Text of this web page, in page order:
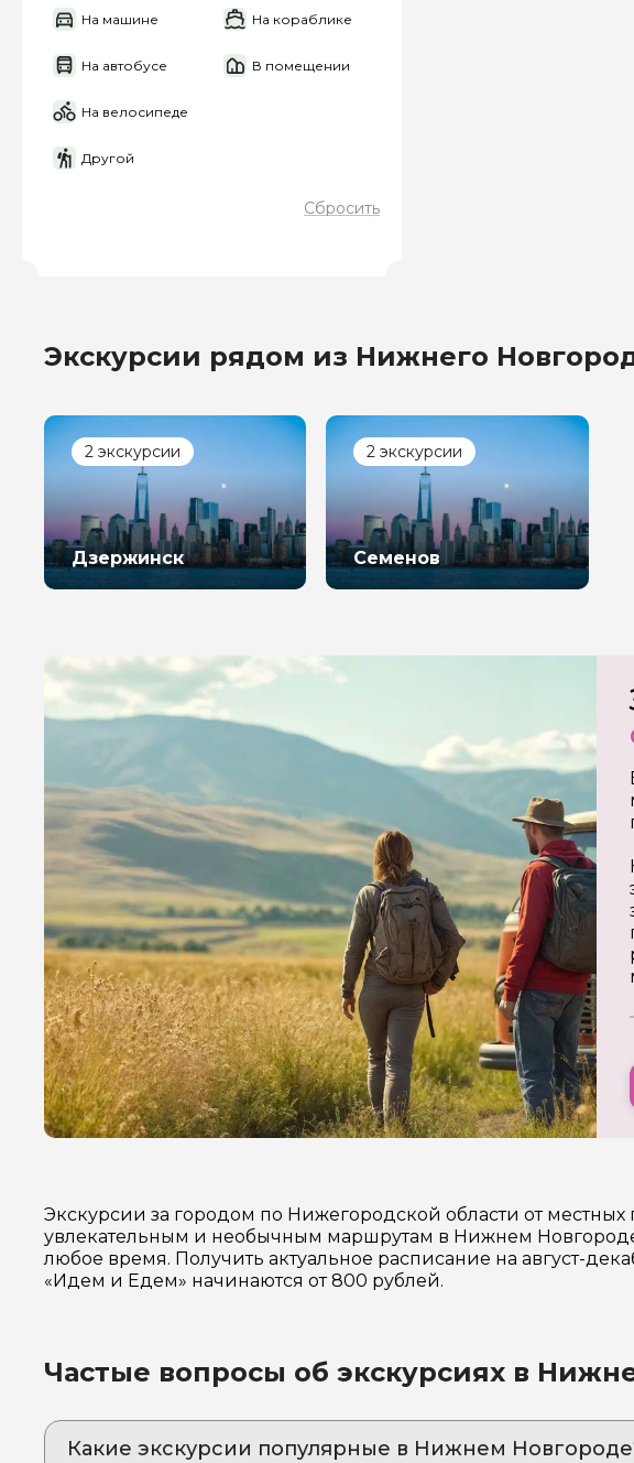
На машине На кораблике
На автобусе В помещении
На велосипеде
Другой
Сбросить
Экскурсии рядом из Нижнего
2 экскурсии
Дзержинск
2 экскурсии
Семенов
Экскурсии за городом по Нижегородской области от
увлекательным и необычным маршрутам в Нижнем
любое время. Получить актуальное расписание на август-
«Идем и Едем» начинаются от 800 рублей.
Частые вопросы об экскурсиях в
Какие экскурсии популярные в Нижнем